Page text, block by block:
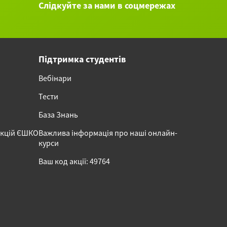
Слідкуйте за нами в соцмережах
ЄШКО
Підтримка студентів
Вебінари
Тести
База Знань
Важлива інформація про наші онлайн-
курси
Ваш код акції: 49764